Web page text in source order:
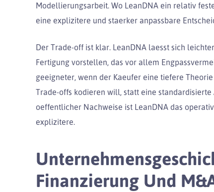
Modellierungsarbeit. Wo LeanDNA ein relativ
eine explizitere und staerker anpassbare
Der Trade-off ist klar. LeanDNA laesst sich
Fertigung vorstellen, das vor allem
geeigneter, wenn der Kaeufer eine tiefere
Trade-offs kodieren will, statt eine
oeffentlicher Nachweise ist LeanDNA das
explizitere.
Finanzierung Und